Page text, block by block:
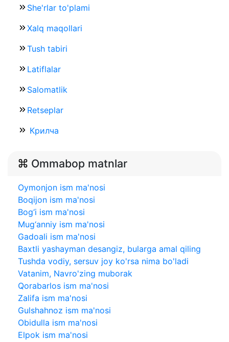
She'rlar to'plami
Xalq maqollari
Tush tabiri
Latiflalar
Salomatlik
Retseplar
Крилча
Ommabop matnlar
Oymonjon ism ma'nosi
Boqijon ism ma'nosi
Bog‘i ism ma'nosi
Mug‘anniy ism ma'nosi
Gadoali ism ma'nosi
Baxtli yashayman desangiz, bularga amal qiling
Tushda vodiy, sersuv joy ko'rsa nima bo'ladi
Vatanim, Navro'zing muborak
Qorabarlos ism ma'nosi
Zalifa ism ma'nosi
Gulshahnoz ism ma'nosi
Obidulla ism ma'nosi
Elpok ism ma'nosi